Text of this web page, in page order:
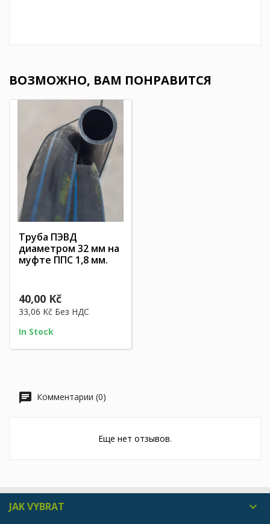
ВОЗМОЖНО, ВАМ ПОНРАВИТСЯ
Труба ПЭВД
диаметром 32 мм на
муфте ППС 1,8 мм.
40,00 Kč
33,06 Kč Без НДС
In Stock
Комментарии (0)
Еще нет отзывов.
JAK VYBRAT 